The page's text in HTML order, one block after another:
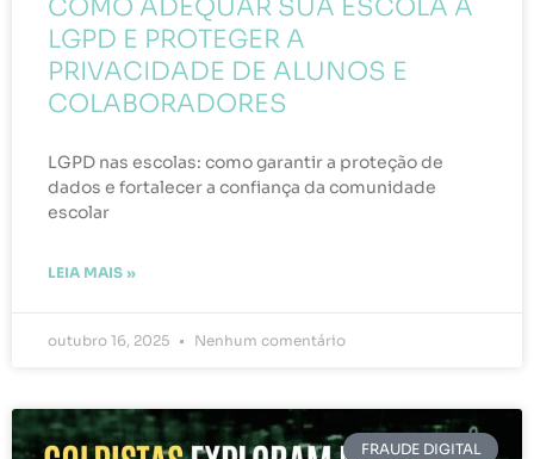
COMO ADEQUAR SUA ESCOLA À
LGPD E PROTEGER A
PRIVACIDADE DE ALUNOS E
COLABORADORES
LGPD nas escolas: como garantir a proteção de
dados e fortalecer a confiança da comunidade
escolar
LEIA MAIS »
outubro 16, 2025 Nenhum comentário
FRAUDE DIGITAL